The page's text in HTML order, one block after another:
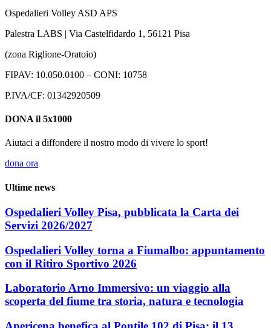
Ospedalieri Volley ASD APS
Palestra LABS | Via Castelfidardo 1, 56121 Pisa
(zona Riglione-Oratoio)
FIPAV: 10.050.0100 – CONI: 10758
P.IVA/CF: 01342920509
DONA il 5x1000
Aiutaci a diffondere il nostro modo di vivere lo sport!
dona ora
Ultime news
Ospedalieri Volley Pisa, pubblicata la Carta dei
Servizi 2026/2027
Ospedalieri Volley torna a Fiumalbo: appuntamento
con il Ritiro Sportivo 2026
Laboratorio Arno Immersivo: un viaggio alla
scoperta del fiume tra storia, natura e tecnologia